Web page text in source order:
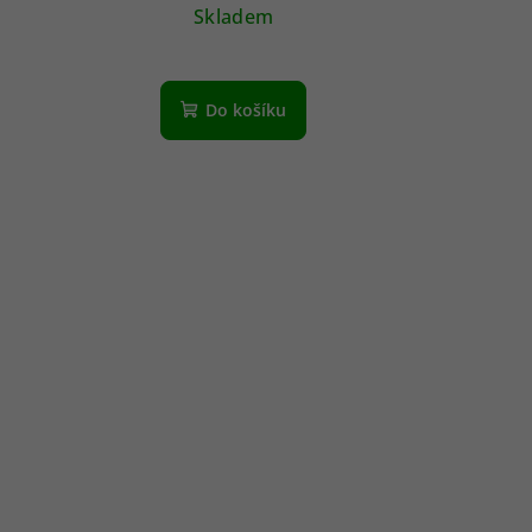
Skladem
Do košíku